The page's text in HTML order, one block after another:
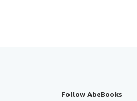
Follow AbeBooks